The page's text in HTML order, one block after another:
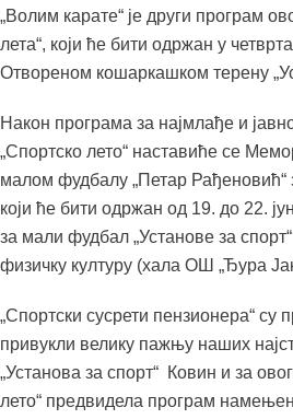
„Волим карате“ је други програм
лета“, који ће бити одржан у
Отвореном кошаркашком терену
Након програма за најмлађе и
„Спортско лето“ наставиће се
малом фудбалу „Петар Рађеновић“
који ће бити одржан од 19. до 22.
за мали фудбал „Установе за
физичку културу (хала ОШ „Ђура
„Спортски сусрети пензионера“ су
привукли велику пажњу наших
„Установа за спорт“ Ковин и за
лето“ предвидела програм